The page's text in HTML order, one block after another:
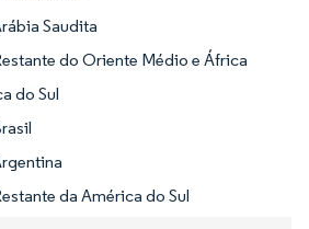
Saudita
do Oriente Médio e África
do Sul
da América do Sul